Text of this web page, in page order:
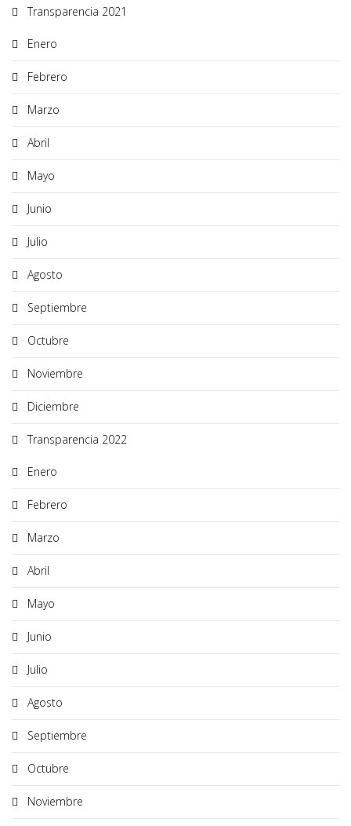
Transparencia 2021
Enero
Febrero
Marzo
Abril
Mayo
Junio
Julio
Agosto
Septiembre
Octubre
Noviembre
Diciembre
Transparencia 2022
Enero
Febrero
Marzo
Abril
Mayo
Junio
Julio
Agosto
Septiembre
Octubre
Noviembre